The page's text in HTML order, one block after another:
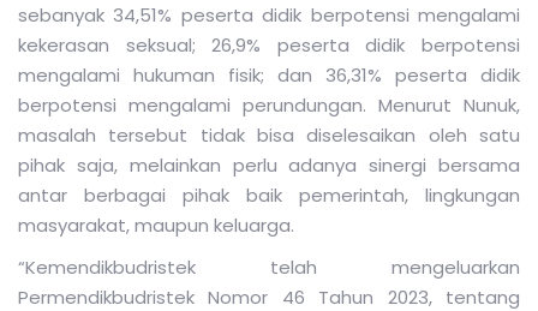
sebanyak 34,51% peserta didik berpotensi mengalami
kekerasan seksual; 26,9% peserta didik berpotensi
mengalami hukuman fisik; dan 36,31% peserta didik
berpotensi mengalami perundungan. Menurut Nunuk,
masalah tersebut tidak bisa diselesaikan oleh satu
pihak saja, melainkan perlu adanya sinergi bersama
antar berbagai pihak baik pemerintah, lingkungan
masyarakat, maupun keluarga.
“Kemendikbudristek telah mengeluarkan
Permendikbudristek Nomor 46 Tahun 2023, tentang